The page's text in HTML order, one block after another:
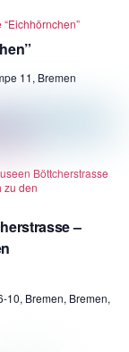
11, Bremen
–
Böttcherstrasse
zu den
10, Bremen, Bremen,